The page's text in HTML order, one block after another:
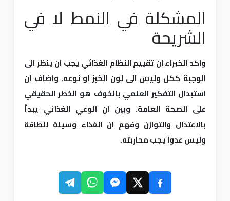
المشكلة في النمط لا في
الشريحة
واكد الخبراء ان تقييم النظام الغذائي يجب ان ينظر الى
الوجبة ككل وليس الى لون الخبز او نوعه. واضاف ان
استبدال التفكير العلمي بالخوف هو الخطر الحقيقي
على الصحة العامة. وبين ان الوعي الغذائي يبدأ
بالاعتدال والتوازن وفهم ان الغذاء وسيلة للطاقة
وليس عدوا يجب محاربته.